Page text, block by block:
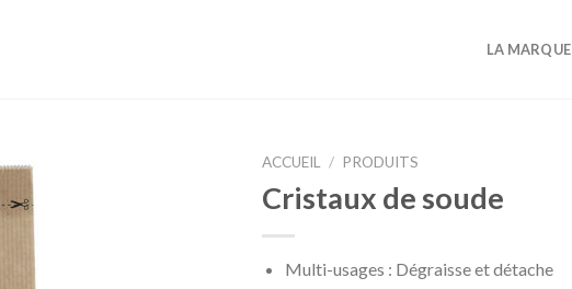
LA MARQUE
ACCUEIL / PRODUITS
Cristaux de soude
Multi-usages : Dégraisse et détache